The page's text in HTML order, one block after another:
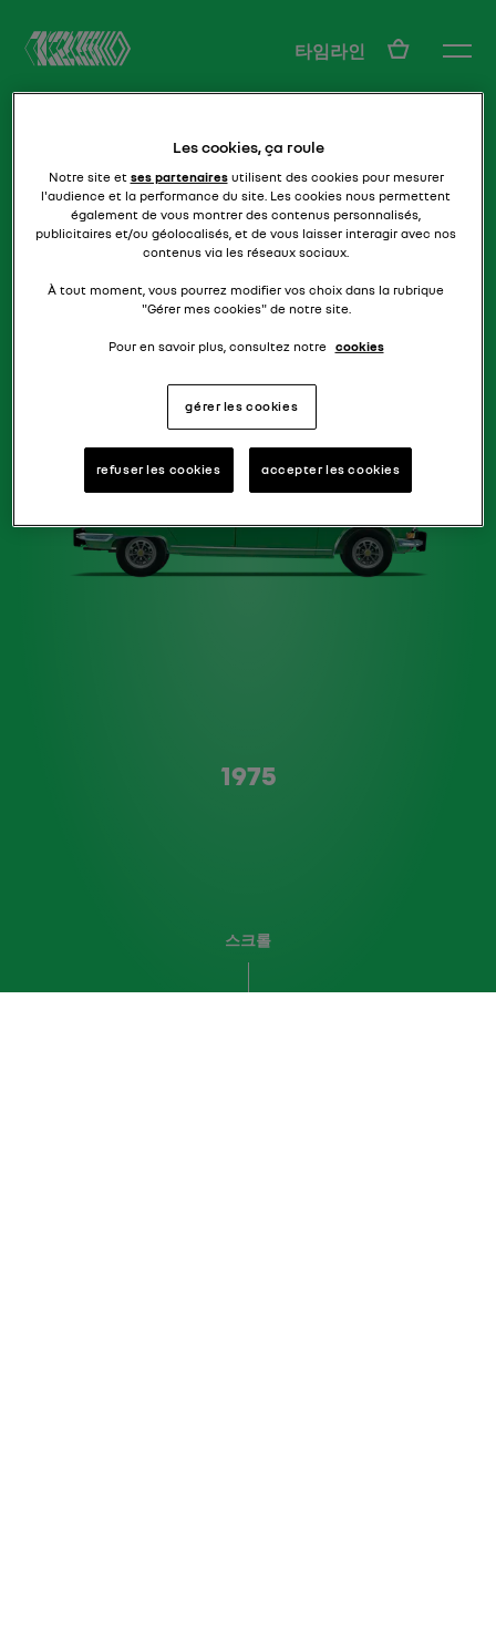
타임라인 KO
A형
R16 TX
1975
스크롤
Les cookies, ça roule
Notre site et ses partenairesutilisent des cookies pour mesurer
l'audience et la performance du site. Les cookies nous permettent
également de vous montrer des contenus personnalisés,
publicitaires et/ou géolocalisés, et de vous laisser interagir avec nos
contenus via les réseaux sociaux.
À tout moment, vous pourrez modifier vos choix dans la rubrique
"Gérer mes cookies" de notre site.
Pour en savoir plus, consultez notre cookies
gérer les cookies
refuser les cookies accepter les cookies